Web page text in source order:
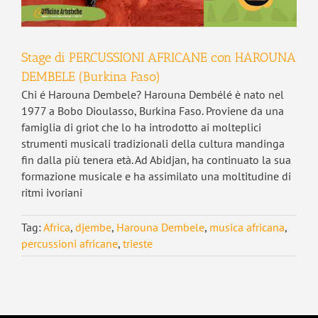
Stage di PERCUSSIONI AFRICANE con HAROUNA
DEMBELE (Burkina Faso)
Chi é Harouna Dembele? Harouna Dembélé è nato nel
1977 a Bobo Dioulasso, Burkina Faso. Proviene da una
famiglia di griot che lo ha introdotto ai molteplici
strumenti musicali tradizionali della cultura mandinga
fin dalla più tenera età. Ad Abidjan, ha continuato la sua
formazione musicale e ha assimilato una moltitudine di
ritmi ivoriani
Tag:Africa, djembe, Harouna Dembele, musica africana,
percussioni africane, trieste